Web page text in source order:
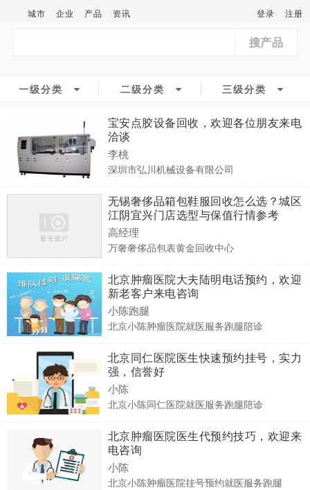
城市 企业 产品 资讯 登录 注册
搜产品
一级分类 二级分类 三级分类
宝安点胶设备回收，欢迎各位朋友来电
洽谈
李桃
深圳市弘川机械设备有限公司
无锡奢侈品箱包鞋服回收怎么选？城区
江阴宜兴门店选型与保值行情参考
高经理
万奢奢侈品包表黄金回收中心
北京肿瘤医院大夫陆明电话预约，欢迎
新老客户来电咨询
小陈跑腿
北京小陈肿瘤医院就医服务跑腿陪诊
北京同仁医院医生快速预约挂号，实力
强，信誉好
小陈
北京小陈同仁医院就医服务跑腿陪诊
北京肿瘤医院医生代预约技巧，欢迎来
电咨询
小陈
北京小陈肿瘤医院挂号预约就医服务跑腿